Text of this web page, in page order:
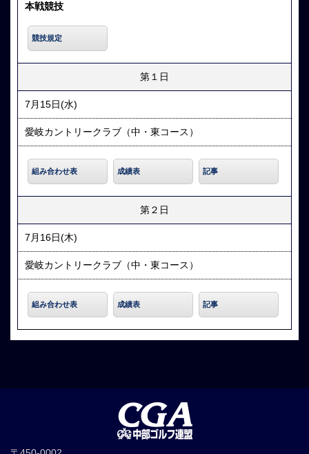
本戦競技
競技規定
第１日
7月15日(水)
愛岐カントリークラブ（中・東コース）
組み合わせ表 成績表 記事
第２日
7月16日(木)
愛岐カントリークラブ（中・東コース）
組み合わせ表 成績表 記事